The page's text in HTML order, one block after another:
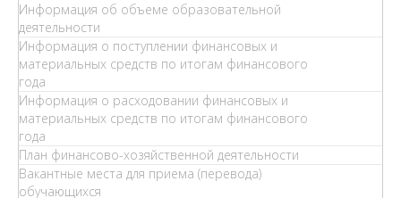
Информация об объеме образовательной
деятельности
Информация о поступлении финансовых и
материальных средств по итогам финансового
года
Информация о расходовании финансовых и
материальных средств по итогам финансового
года
План финансово-хозяйственной деятельности
Вакантные места для приема (перевода)
обучающихся